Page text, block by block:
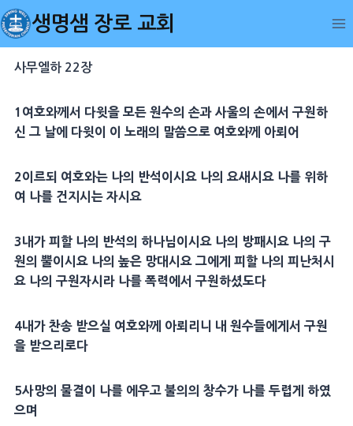
Skip
to
content
생명샘 장로 교회
사무엘하 22장
1 여호와께서 다윗을 모든 원수의 손과 사울의 손에서 구원 하
신 그 날에 다윗이 이 노래의 말씀으로 여호와께 아뢰어
2이르되 여호와는 나의 반석이시요 나의 요새시요 나를 위하
여 나를 건지시는 자시요
3내가 피할 나의 반석의 하나님이시요 나의 방패시요 나의 구
원 의 뿔이시요 나의 높은 망대시요 그에게 피할 나의 피난처 시
요 나의 구원 자시라 나를 폭력에서 구원 하셨도다
4내가 찬송 받으실 여호와께 아뢰리니 내 원수들에게서 구원
을 받으리로다
5사망의 물결이 나를 에우고 불의의 창수가 나를 두렵게 하였
으며